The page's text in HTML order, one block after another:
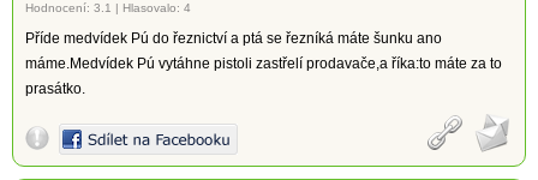
Hodnocení: 3.1 | Hlasovalo: 4
Příde medvídek Pú do řeznictví a ptá se řezníká máte šunku ano
máme.Medvídek Pú vytáhne pistoli zastřelí prodavače,a říka:to máte za to
prasátko.